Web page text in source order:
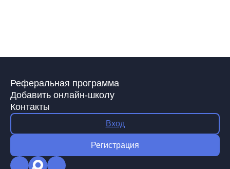
Реферальная программа
Добавить онлайн-школу
Контакты
Вход
Регистрация